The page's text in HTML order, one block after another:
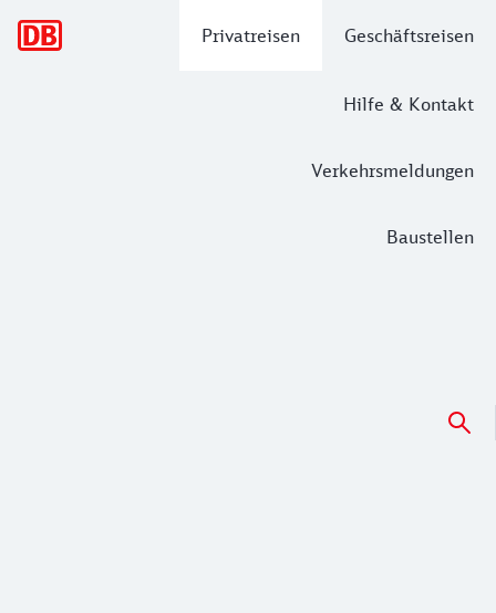
Privatreisen Geschäftsreisen
Hilfe & Kontakt
Verkehrsmeldungen
Baustellen